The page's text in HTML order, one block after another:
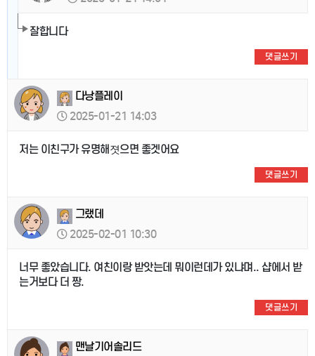
잘합니다
댓글쓰기
다낭플레이
2025-01-21 14:03
저는 이친구가 유명해졋으면 좋겟어요
댓글쓰기
그랬데
2025-02-01 10:30
너무 좋았습니다. 여친이랑 받앗는데 뭐이런데가 있냐며.. 샵에서 받
는거보다 더 짱.
댓글쓰기
맨날기어솔리드